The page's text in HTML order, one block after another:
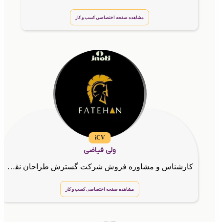
مشاهده صفحه اختصاصی کسب و کار
iCV
ولی فیاضی
کارشناس و مشاوره فروش شرکت گسترش طراحان نقش الماس
مشاهده صفحه اختصاصی کسب و کار